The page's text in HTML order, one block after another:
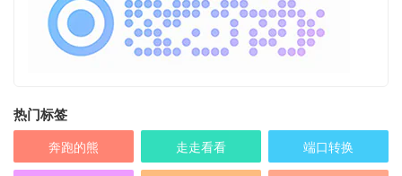
热门标签
奔跑的熊 走走看看 端口转换